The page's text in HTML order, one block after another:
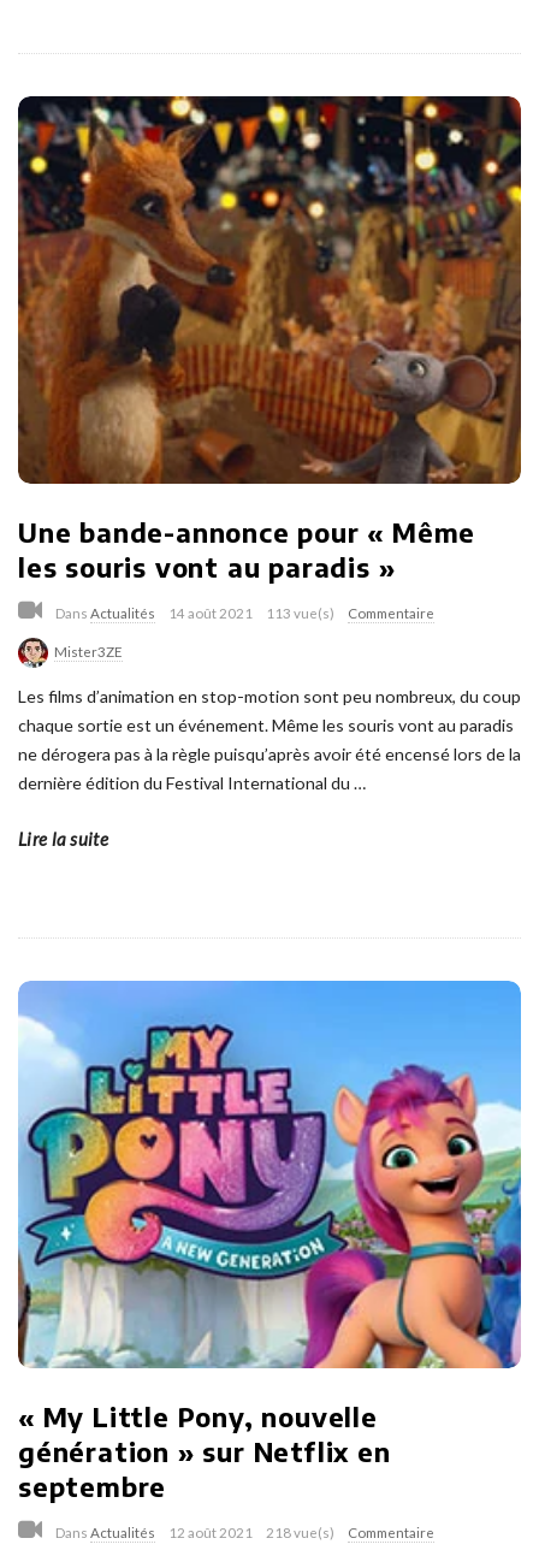
Une bande-annonce pour « Même
les souris vont au paradis »
Dans Actualités 14 août 2021 113 vue(s) Commentaire
Mister3ZE
Les films d’animation en stop-motion sont peu nombreux, du coup
chaque sortie est un événement. Même les souris vont au paradis
ne dérogera pas à la règle puisqu’après avoir été encensé lors de la
dernière édition du Festival International du …
Lire la suite
« My Little Pony, nouvelle
génération » sur Netflix en
septembre
Dans Actualités 12 août 2021 218 vue(s) Commentaire